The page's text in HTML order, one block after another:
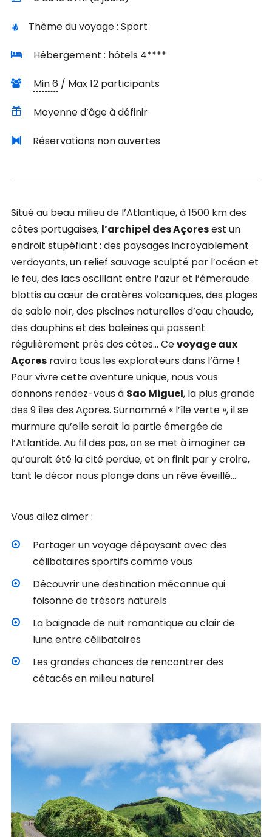
Thème du voyage : Sport
Hébergement : hôtels 4****
Min 6 / Max 12 participants
Moyenne d’âge à définir
Réservations non ouvertes
Situé au beau milieu de l’Atlantique, à 1500 km des
côtes portugaises, l’archipel des Açoresest un
endroit stupéfiant : des paysages incroyablement
verdoyants, un relief sauvage sculpté par l’océan et
le feu, des lacs oscillant entre l’azur et l’émeraude
blottis au cœur de cratères volcaniques, des plages
de sable noir, des piscines naturelles d’eau chaude,
des dauphins et des baleines qui passent
régulièrement près des côtes… Cevoyage aux
Açores ravira tous les explorateurs dans l’âme !
Pour vivre cette aventure unique, nous vous
donnons rendez-vous à Sao Miguel, la plus grande
des 9 îles des Açores. Surnommé « l’île verte », il se
murmure qu’elle serait la partie émergée de
l’Atlantide. Au fil des pas, on se met à imaginer ce
qu’aurait été la cité perdue, et on finit par y croire,
tant le décor nous plonge dans un rêve éveillé…
Vous allez aimer :
Partager un voyage dépaysant avec des
célibataires sportifs comme vous
Découvrir une destination méconnue qui
foisonne de trésors naturels
La baignade de nuit romantique au clair de
lune entre célibataires
Les grandes chances de rencontrer des
cétacés en milieu naturel